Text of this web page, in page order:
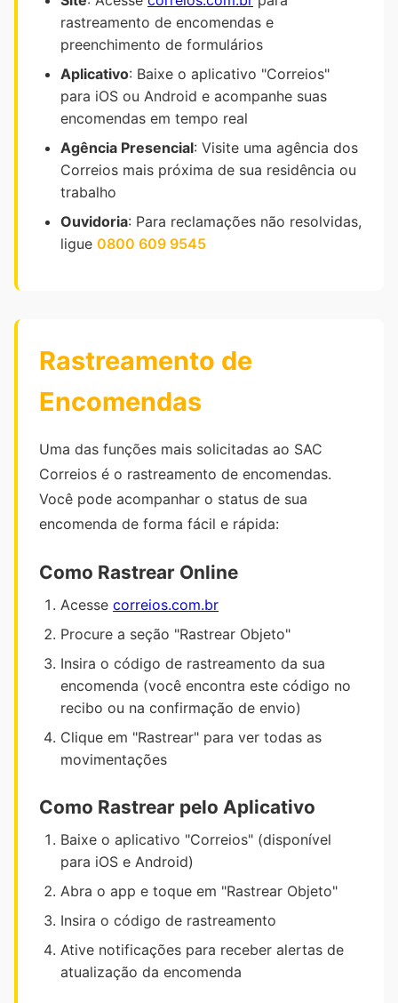
rastreamento de encomendas e
preenchimento de formulários
Aplicativo: Baixe o aplicativo "Correios"
para iOS ou Android e acompanhe suas
encomendas em tempo real
Agência Presencial: Visite uma agência dos
Correios mais próxima de sua residência ou
trabalho
Ouvidoria: Para reclamações não resolvidas,
ligue 0800 609 9545
Rastreamento de
Encomendas
Uma das funções mais solicitadas ao SAC
Correios é o rastreamento de encomendas.
Você pode acompanhar o status de sua
encomenda de forma fácil e rápida:
Como Rastrear Online
Acesse correios.com.br
Procure a seção "Rastrear Objeto"
Insira o código de rastreamento da sua
encomenda (você encontra este código no
recibo ou na confirmação de envio)
Clique em "Rastrear" para ver todas as
movimentações
Como Rastrear pelo Aplicativo
Baixe o aplicativo "Correios" (disponível
para iOS e Android)
Abra o app e toque em "Rastrear Objeto"
Insira o código de rastreamento
Ative notificações para receber alertas de
atualização da encomenda